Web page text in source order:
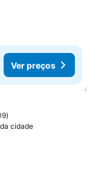
Ver preços
favoritos
cidade